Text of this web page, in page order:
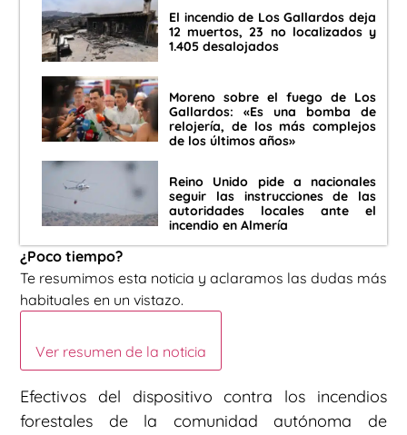
El incendio de Los Gallardos deja
12 muertos, 23 no localizados y
1.405 desalojados
Moreno sobre el fuego de Los
Gallardos: «Es una bomba de
relojería, de los más complejos
de los últimos años»
Reino Unido pide a nacionales
seguir las instrucciones de las
autoridades locales ante el
incendio en Almería
¿Poco tiempo?
Te resumimos esta noticia y aclaramos las dudas más
habituales en un vistazo.
Ver resumen de la noticia
Efectivos del dispositivo contra los incendios
forestales de la comunidad autónoma de